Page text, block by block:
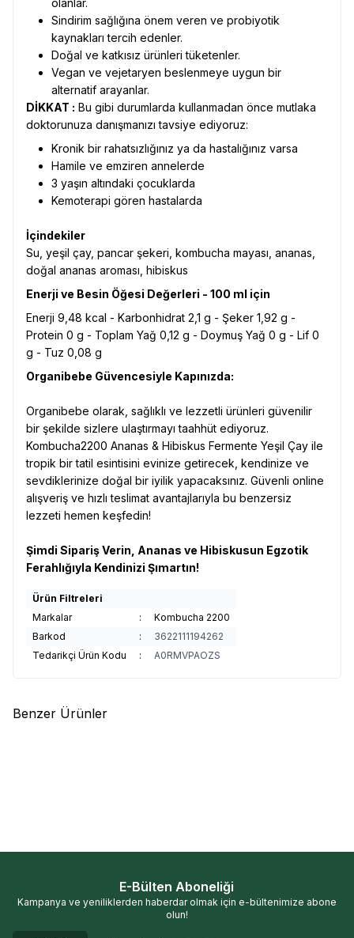
olanlar.
Sindirim sağlığına önem veren ve probiyotik
kaynakları tercih edenler.
Doğal ve katkısız ürünleri tüketenler.
Vegan ve vejetaryen beslenmeye uygun bir
alternatif arayanlar.
DİKKAT : Bu gibi durumlarda kullanmadan önce mutlaka
doktorunuza danışmanızı tavsiye ediyoruz:
Kronik bir rahatsızlığınız ya da hastalığınız varsa
Hamile ve emziren annelerde
3 yaşın altındaki çocuklarda
Kemoterapi gören hastalarda
İçindekiler
Su, yeşil çay, pancar şekeri, kombucha mayası, ananas,
doğal ananas aroması, hibiskus
Enerji ve Besin Öğesi Değerleri - 100 ml için
Enerji 9,48 kcal - Karbonhidrat 2,1 g - Şeker 1,92 g -
Protein 0 g - Toplam Yağ 0,12 g - Doymuş Yağ 0 g - Lif 0
g - Tuz 0,08 g
Organibebe Güvencesiyle Kapınızda:
Organibebe olarak, sağlıklı ve lezzetli ürünleri güvenilir
bir şekilde sizlere ulaştırmayı taahhüt ediyoruz.
Kombucha2200 Ananas & Hibiskus Fermente Yeşil Çay ile
tropik bir tatil esintisini evinize getirecek, kendinize ve
sevdiklerinize doğal bir iyilik yapacaksınız. Güvenli online
alışveriş ve hızlı teslimat avantajlarıyla bu benzersiz
lezzeti hemen keşfedin!
Şimdi Sipariş Verin, Ananas ve Hibiskusun Egzotik
Ferahlığıyla Kendinizi Şımartın!
Ürün Filtreleri
Markalar
:
Kombucha 2200
Barkod
:
3622111194262
Tedarikçi Ürün Kodu
: A0RMVPAOZS
Benzer Ürünler
E-Bülten Aboneliği
Kampanya ve yeniliklerden haberdar olmak için e-bültenimize abone
olun!